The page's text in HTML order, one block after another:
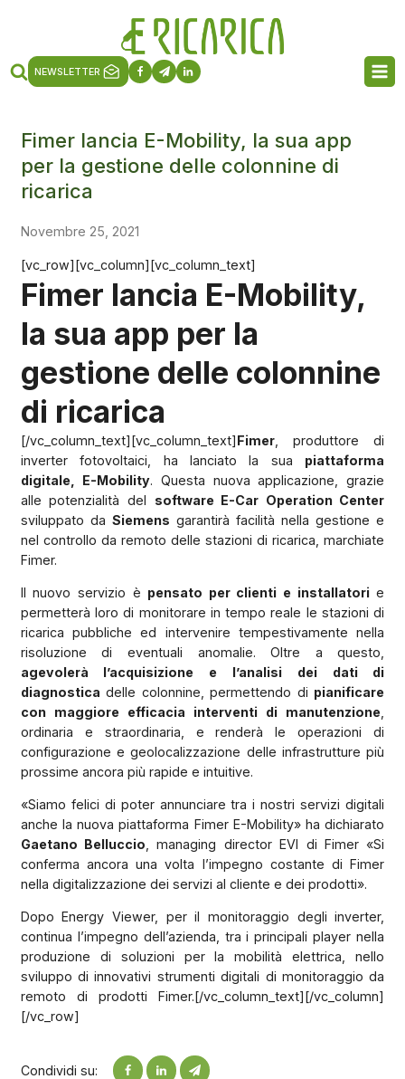
NEWSLETTER
Fimer lancia E-Mobility, la sua app
per la gestione delle colonnine di
ricarica
Novembre 25, 2021
[vc_row][vc_column][vc_column_text]
Fimer lancia E-Mobility,
la sua app per la
gestione delle colonnine
di ricarica
[/vc_column_text][vc_column_text]Fimer, produttore di
inverter fotovoltaici, ha lanciato la sua piattaforma
digitale, E-Mobility. Questa nuova applicazione, grazie
alle potenzialità del software E-Car Operation Center
sviluppato da Siemens garantirà facilità nella gestione e
nel controllo da remoto delle stazioni di ricarica, marchiate
Fimer.
Il nuovo servizio è pensato per clienti e installatorie
permetterà loro di monitorare in tempo reale le stazioni di
ricarica pubbliche ed intervenire tempestivamente nella
risoluzione di eventuali anomalie. Oltre a questo,
agevolerà l’acquisizione e l’analisi dei dati di
diagnostica delle colonnine, permettendo di pianificare
con maggiore efficacia interventi di manutenzione
ordinaria e straordinaria, e renderà le operazioni di
configurazione e geolocalizzazione delle infrastrutture più
prossime ancora più rapide e intuitive.
«Siamo felici di poter annunciare tra i nostri servizi digitali
anche la nuova piattaforma Fimer E-Mobility» ha dichiarato
Gaetano Belluccio , managing director EVI di Fimer «Si
conferma ancora una volta l’impegno costante di Fimer
nella digitalizzazione dei servizi al cliente e dei prodotti».
Dopo Energy Viewer, per il monitoraggio degli inverter,
continua l’impegno dell’azienda, tra i principali player nella
produzione di soluzioni per la mobilità elettrica, nello
sviluppo di innovativi strumenti digitali di monitoraggio da
remoto di prodotti Fimer.[/vc_column_text][/vc_column]
[/vc_row]
Condividi su: